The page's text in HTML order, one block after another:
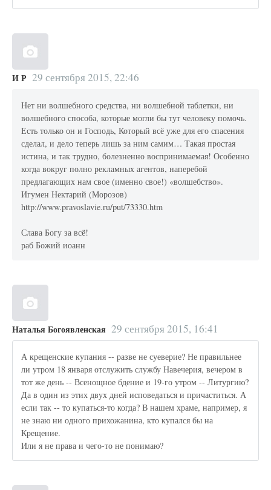
И Р 29 сентября 2015, 22:46
Нет ни волшебного средства, ни волшебной таблетки, ни
волшебного способа, которые могли бы тут человеку помочь.
Есть только он и Господь, Который всё уже для его спасения
сделал, и дело теперь лишь за ним самим… Такая простая
истина, и так трудно, болезненно воспринимаемая! Особенно
когда вокруг полно рекламных агентов, наперебой
предлагающих нам свое (именно свое!) «волшебство».
Игумен Нектарий (Морозов)
http://www.pravoslavie.ru/put/73330.htm
Слава Богу за всё!
раб Божий иоанн
Наталья Богоявленская 29 сентября 2015, 16:41
А крещенские купания -- разве не суеверие? Не правильнее
ли утром 18 января отслужить службу Навечерия, вечером в
тот же день -- Всенощное бдение и 19-го утром -- Литургию?
Да в один из этих двух дней исповедаться и причаститься. А
если так -- то купаться-то когда? В нашем храме, например, я
не знаю ни одного прихожанина, кто купался бы на
Крещение.
Или я не права и чего-то не понимаю?